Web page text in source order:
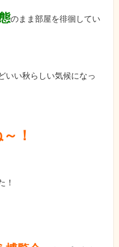
のまま部屋を徘徊してい
いい秋らしい気候になっ
！
！